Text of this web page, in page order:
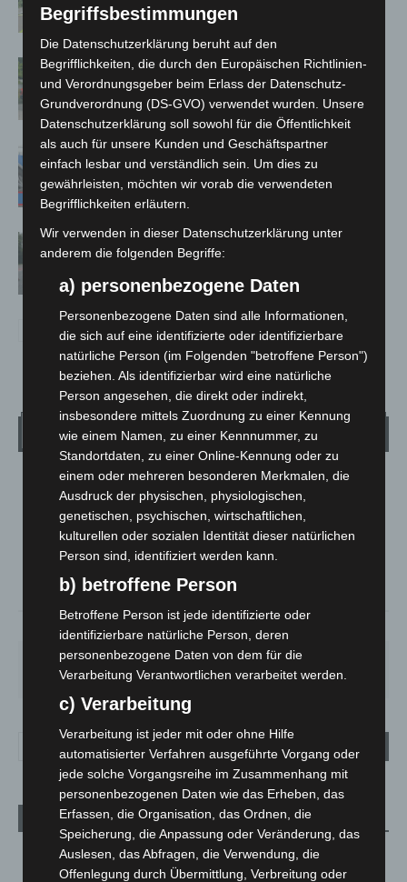
Region Hannover: 21 neue
Notfallsanitäter starten beim Roten
Kreuz
Mann läuft mit Hockeyschläger über
A7 – Polizei sucht Zeugen
Hannover: Polizei stoppt 166
Trunkenheitsfahrten bei
Großkontrolle
Wetter
LANGENHAGEN
Überwiegend Bewölkt
13.9°C 15.5°
SA.
27°
SO.
34°
MO.
27°
DI.
23° 20
Aktuelle Beiträge
Niedersachsen: Feuerwehrkräfte kehren nach
Waldbrandeinsatz aus Spanien zurück
Begriffsbestimmungen
Die Datenschutzerklärung beruht auf den
Begrifflichkeiten, die durch den Europäischen Richtlinien-
und Verordnungsgeber beim Erlass der Datenschutz-
Grundverordnung (DS-GVO) verwendet wurden. Unsere
Datenschutzerklärung soll sowohl für die Öffentlichkeit
als auch für unsere Kunden und Geschäftspartner
einfach lesbar und verständlich sein. Um dies zu
gewährleisten, möchten wir vorab die verwendeten
Begrifflichkeiten erläutern.
Wir verwenden in dieser Datenschutzerklärung unter
anderem die folgenden Begriffe:
a) personenbezogene Daten
Personenbezogene Daten sind alle Informationen,
die sich auf eine identifizierte oder identifizierbare
natürliche Person (im Folgenden "betroffene Person")
beziehen. Als identifizierbar wird eine natürliche
Person angesehen, die direkt oder indirekt,
insbesondere mittels Zuordnung zu einer Kennung
wie einem Namen, zu einer Kennnummer, zu
Standortdaten, zu einer Online-Kennung oder zu
einem oder mehreren besonderen Merkmalen, die
Ausdruck der physischen, physiologischen,
genetischen, psychischen, wirtschaftlichen,
kulturellen oder sozialen Identität dieser natürlichen
Person sind, identifiziert werden kann.
b) betroffene Person
Betroffene Person ist jede identifizierte oder
identifizierbare natürliche Person, deren
personenbezogene Daten von dem für die
Verarbeitung Verantwortlichen verarbeitet werden.
c) Verarbeitung
Verarbeitung ist jeder mit oder ohne Hilfe
automatisierter Verfahren ausgeführte Vorgang oder
jede solche Vorgangsreihe im Zusammenhang mit
personenbezogenen Daten wie das Erheben, das
Erfassen, die Organisation, das Ordnen, die
Speicherung, die Anpassung oder Veränderung, das
Auslesen, das Abfragen, die Verwendung, die
Offenlegung durch Übermittlung, Verbreitung oder